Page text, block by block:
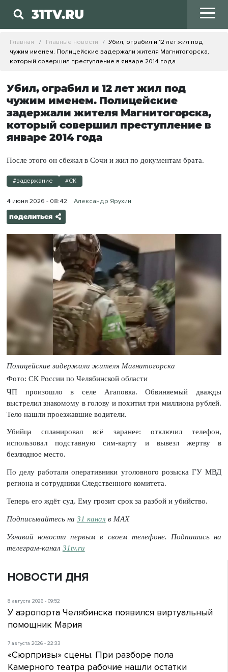
31TV.RU
Главная Главные новости
Убил, ограбил и 12 лет жил под
чужим именем. Полицейские задержали жителя Магнитогорска,
который совершил преступление в январе 2014 года
Убил, ограбил и 12 лет жил под
чужим именем. Полицейские
задержали жителя Магнитогорска,
который совершил преступление в
январе 2014 года
После этого он сбежал в Сочи и жил по документам брата.
#задержание #СК
4 июня 2026 - 08:42 Александр Ярухин
поделиться
Полицейские задержали жителя Магнитогорска
Фото: СК России по Челябинской области
ЧП произошло в селе Агаповка. Обвиняемый дважды
выстрелил знакомому в голову и похитил три миллиона рублей.
Тело нашли проезжавшие водители.
Убийца спланировал всё заранее: отключил телефон,
использовал подставную сим-карту и вывезл жертву в
безлюдное место.
По делу работали оперативники уголовного розыска ГУ МВД
региона и сотрудники Следственного комитета.
Теперь его ждёт суд. Ему грозит срок за разбой и убийство.
Подписывайтесь на 31 канал в МАХ
Узнавай новости первым в своем телефоне. Подпишись на
телеграм-канал 31tv.ru
НОВОСТИ ДНЯ
8 августа 2026 - 09:52
У аэропорта Челябинска появился виртуальный
помощник Мария
7 августа 2026 - 22:33
«Сюрпризы» сцены. При разборе пола
Камерного театра рабочие нашли остатки